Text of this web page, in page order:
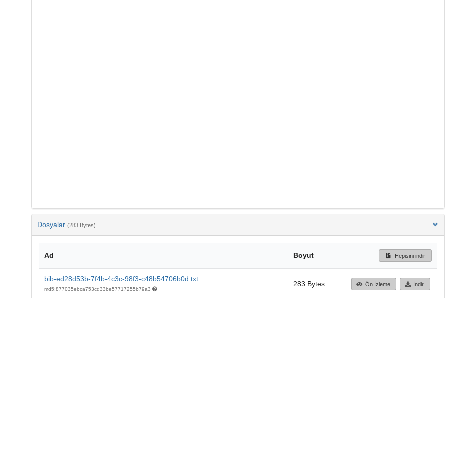
Dosyalar (283 Bytes)
Ad Boyut Hepisini indir
bib-ed28d53b-7f4b-4c3c-98f3-c48b54706b0d.txt
md5:877035ebca753cd33be57717255b79a3
283 Bytes Ön İzleme İndir